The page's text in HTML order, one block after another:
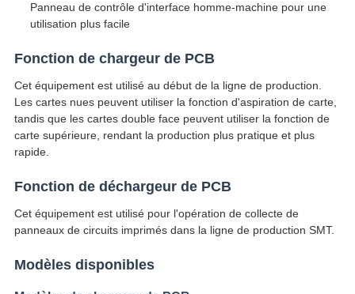
Panneau de contrôle d'interface homme-machine pour une
utilisation plus facile
Fonction de chargeur de PCB
Cet équipement est utilisé au début de la ligne de production.
Les cartes nues peuvent utiliser la fonction d'aspiration de carte,
tandis que les cartes double face peuvent utiliser la fonction de
carte supérieure, rendant la production plus pratique et plus
rapide.
Fonction de déchargeur de PCB
Cet équipement est utilisé pour l'opération de collecte de
panneaux de circuits imprimés dans la ligne de production SMT.
Modèles disponibles